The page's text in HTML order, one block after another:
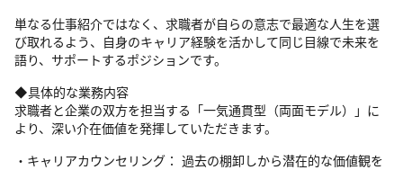
単なる仕事紹介ではなく、求職者が自らの意志で最適な人生を選
び取れるよう、自身のキャリア経験を活かして同じ目線で未来を
語り、サポートするポジションです。
◆具体的な業務内容
求職者と企業の双方を担当する「一気通貫型（両面モデル）」に
より、深い介在価値を発揮していただきます。
・キャリアカウンセリング： 過去の棚卸しから潜在的な価値観を